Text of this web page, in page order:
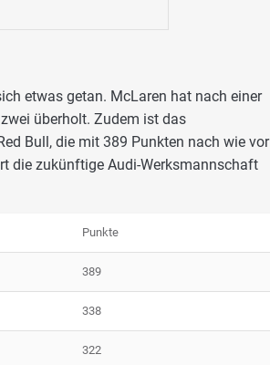
etwas getan. McLaren hat nach einer
überholt. Zudem ist das
Bull, die mit 389 Punkten nach wie vor
die zukünftige Audi-Werksmannschaft
Punkte
389
338
322